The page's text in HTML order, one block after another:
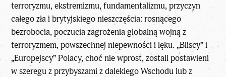
terroryzmu, ekstremizmu, fundamentalizmu, przyczyn
całego zła i brytyjskiego nieszczęścia: rosnącego
bezrobocia, poczucia zagrożenia globalną wojną z
terroryzmem, powszechnej niepewności i lęku. „Bliscy” i
„Europejscy” Polacy, choć nie wprost, zostali postawieni
w szeregu z przybyszami z dalekiego Wschodu lub z